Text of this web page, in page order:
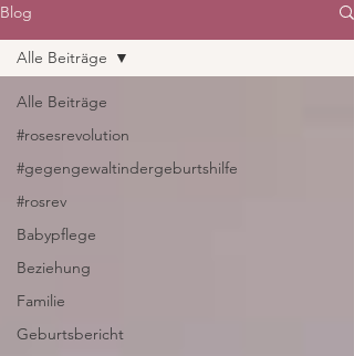
Blog
Alle Beiträge
#rosesrevolution
#gegengewaltindergeburtshilfe
#rosrev
Babypflege
Beziehung
Familie
Geburtsbericht
Alle Beiträge